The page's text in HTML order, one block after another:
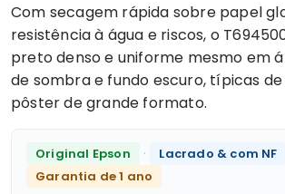
Com secagem rápida sobre papel
resistência à água e riscos, o
preto denso e uniforme mesmo em
de sombra e fundo escuro, típicas
pôster de grande formato.
Original Epson · Lacrado & com NF
Garantia de 1 ano